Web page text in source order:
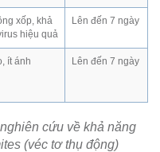
xốp, khả
hiệu quả
Lên đến 7 ngày
ít ánh
Lên đến 7 ngày
cứu về khả năng
(véc tơ thụ động)